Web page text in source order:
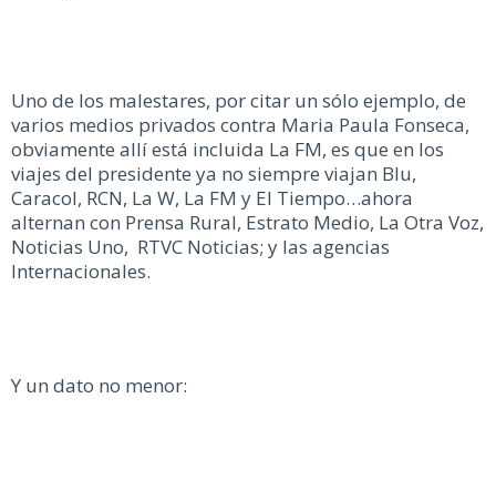
Uno de los malestares, por citar un sólo ejemplo, de
varios medios privados contra Maria Paula Fonseca,
obviamente allí está incluida La FM, es que en los
viajes del presidente ya no siempre viajan Blu,
Caracol, RCN, La W, La FM y El Tiempo…ahora
alternan con Prensa Rural, Estrato Medio, La Otra Voz,
Noticias Uno, RTVC Noticias; y las agencias
Internacionales.
Y un dato no menor: